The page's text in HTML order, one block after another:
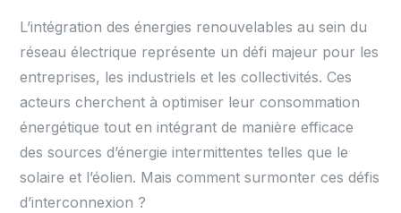
L’intégration des énergies renouvelables au sein du
réseau électrique représente un défi majeur pour les
entreprises, les industriels et les collectivités. Ces
acteurs cherchent à optimiser leur consommation
énergétique tout en intégrant de manière efficace
des sources d’énergie intermittentes telles que le
solaire et l’éolien. Mais comment surmonter ces défis
d’interconnexion ?